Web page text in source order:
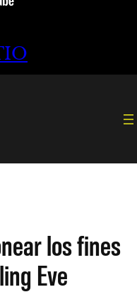
los fines
Eve